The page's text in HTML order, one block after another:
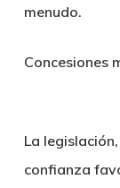
menudo.
Concesiones
La
confianza